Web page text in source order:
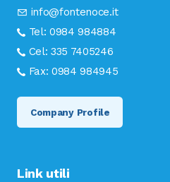
info@fontenoce.it
Tel:0984 984884
Cel:335 7405246
Fax:0984 984945
Company Profile
Link utili